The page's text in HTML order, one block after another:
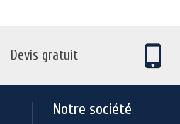
Devis gratuit
Notre société